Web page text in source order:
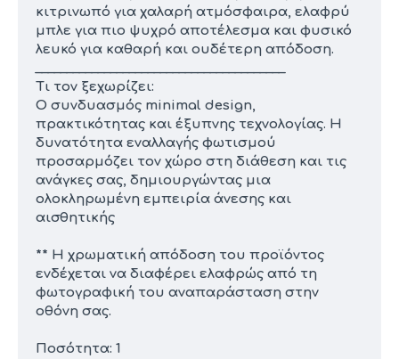
κιτρινωπό για χαλαρή ατμόσφαιρα, ελαφρύ
μπλε για πιο ψυχρό αποτέλεσμα και φυσικό
λευκό για καθαρή και ουδέτερη απόδοση.
Τι τον ξεχωρίζει:
Ο συνδυασμός minimal design,
πρακτικότητας και έξυπνης τεχνολογίας. Η
δυνατότητα εναλλαγής φωτισμού
προσαρμόζει τον χώρο στη διάθεση και τις
ανάγκες σας, δημιουργώντας μια
ολοκληρωμένη εμπειρία άνεσης και
αισθητικής
** Η χρωματική απόδοση του προϊόντος
ενδέχεται να διαφέρει ελαφρώς από τη
φωτογραφική του αναπαράσταση στην
οθόνη σας.
Ποσότητα: 1